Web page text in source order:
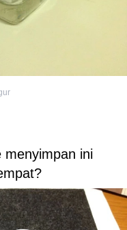
menyimpan ini